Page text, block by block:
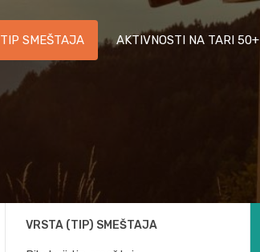
TIP SMEŠTAJA AKTIVNOSTI NA TARI 50+
VRSTA (TIP) SMEŠTAJA